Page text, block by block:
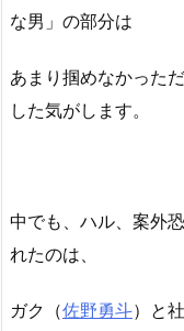
な男」の部分は
あまり掴めなかった
した気がします。
中でも、ハル、案外
れたのは、
ガク（佐野勇斗）と